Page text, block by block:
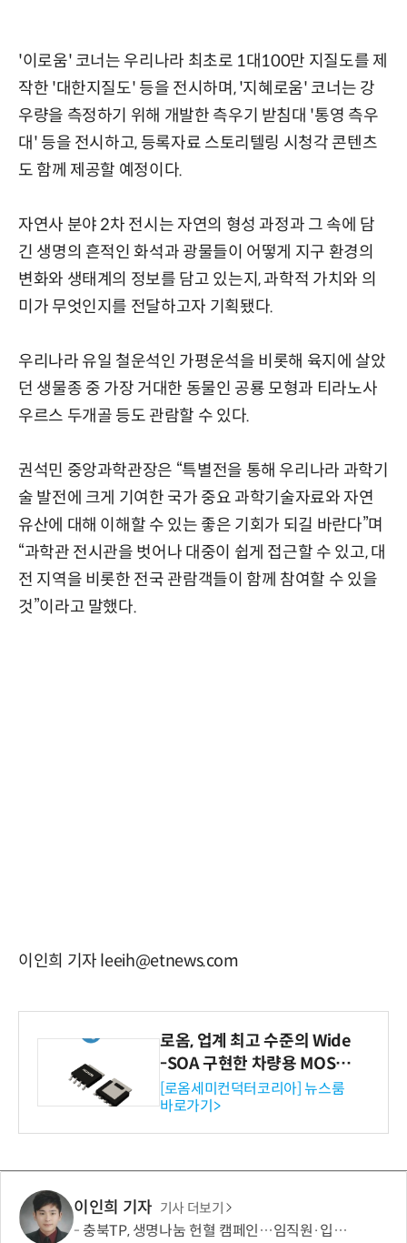
'이로움' 코너는 우리나라 최초로 1대100만 지질도를 제
작한 '대한지질도' 등을 전시하며, '지혜로움' 코너는 강
우량을 측정하기 위해 개발한 측우기 받침대 '통영 측우
대' 등을 전시하고, 등록자료 스토리텔링 시청각 콘텐츠
도 함께 제공할 예정이다.
자연사 분야 2차 전시는 자연의 형성 과정과 그 속에 담
긴 생명의 흔적인 화석과 광물들이 어떻게 지구 환경의
변화와 생태계의 정보를 담고 있는지, 과학적 가치와 의
미가 무엇인지를 전달하고자 기획됐다.
우리나라 유일 철운석인 가평운석을 비롯해 육지에 살았
던 생물종 중 가장 거대한 동물인 공룡 모형과 티라노사
우르스 두개골 등도 관람할 수 있다.
권석민 중앙과학관장은 “특별전을 통해 우리나라 과학기
술 발전에 크게 기여한 국가 중요 과학기술자료와 자연
유산에 대해 이해할 수 있는 좋은 기회가 되길 바란다”며
“과학관 전시관을 벗어나 대중이 쉽게 접근할 수 있고, 대
전 지역을 비롯한 전국 관람객들이 함께 참여할 수 있을
것”이라고 말했다.
이인희 기자 leeih@etnews.com
로옴, 업계 최고 수준의 Wide
-SOA 구현한 차량용 MOSF
ET 개발
[로옴세미컨덕터코리아] 뉴스룸
바로가기>
이인희 기자 기사 더보기
충북TP, 생명나눔 헌혈 캠페인…임직원·입주기업 동참